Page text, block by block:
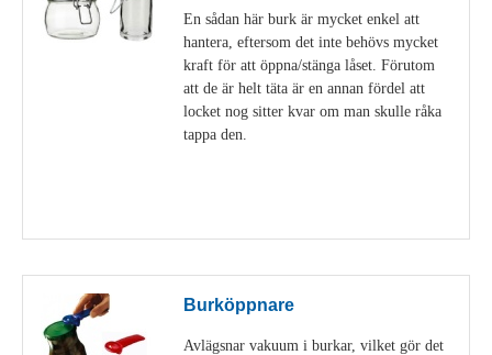
En sådan här burk är mycket enkel att
hantera, eftersom det inte behövs mycket
kraft för att öppna/stänga låset. Förutom
att de är helt täta är en annan fördel att
locket nog sitter kvar om man skulle råka
tappa den.
Burköppnare
Avlägsnar vakuum i burkar, vilket gör det